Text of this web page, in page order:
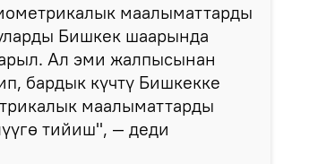
маалыматтарды
Бишкек шаарында
Ал эми жалпысынан
бардык күчтү Бишкекке
маалыматтарды
тийиш", — деди